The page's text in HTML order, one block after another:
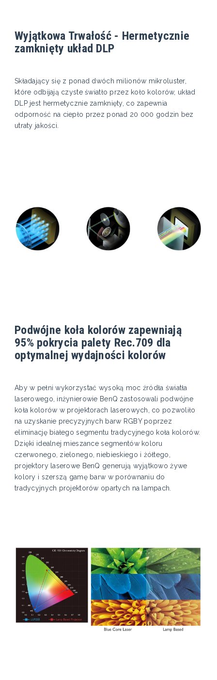
Wyjątkowa Trwałość - Hermetycznie
zamknięty układ DLP
Składający się z ponad dwóch milionów mikroluster,
które odbijają czyste światło przez koło kolorów, układ
DLP jest hermetycznie zamknięty, co zapewnia
odporność na ciepło przez ponad 20 000 godzin bez
utraty jakości.
Podwójne koła kolorów zapewniają
95% pokrycia palety Rec.709 dla
optymalnej wydajności kolorów
Aby w pełni wykorzystać wysoką moc źródła światła
laserowego, inżynierowie BenQ zastosowali podwójne
koła kolorów w projektorach laserowych, co pozwoliło
na uzyskanie precyzyjnych barw RGBY poprzez
eliminację białego segmentu tradycyjnego koła kolorów.
Dzięki idealnej mieszance segmentów koloru
czerwonego, zielonego, niebieskiego i żółtego,
projektory laserowe BenQ generują wyjątkowo żywe
kolory i szerszą gamę barw w porównaniu do
tradycyjnych projektorów opartych na lampach.